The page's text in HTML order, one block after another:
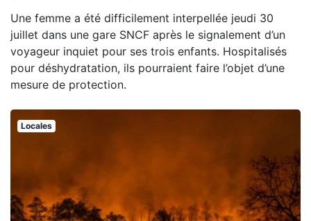
Une femme a été difficilement interpellée jeudi 30
juillet dans une gare SNCF après le signalement d’un
voyageur inquiet pour ses trois enfants. Hospitalisés
pour déshydratation, ils pourraient faire l’objet d’une
mesure de protection.
Locales